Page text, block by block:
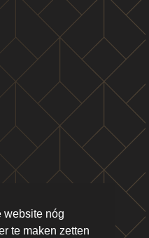
website nóg
te maken zetten